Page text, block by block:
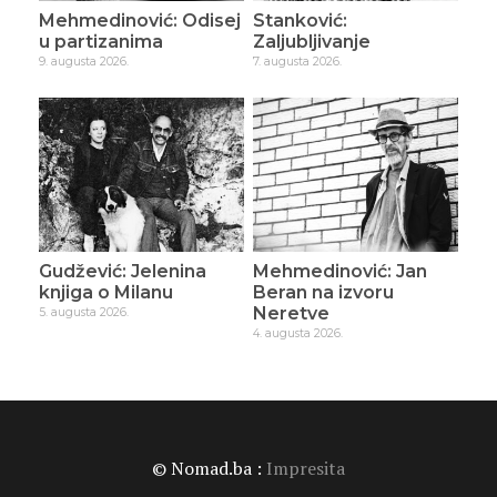
Mehmedinović: Odisej
u partizanima
9. augusta 2026.
Stanković:
Zaljubljivanje
7. augusta 2026.
Gudžević: Jelenina
knjiga o Milanu
5. augusta 2026.
Mehmedinović: Jan
Beran na izvoru
Neretve
4. augusta 2026.
© Nomad.ba : Impresita